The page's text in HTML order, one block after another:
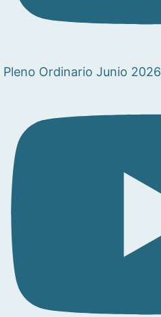
Pleno Ordinario Junio 2026